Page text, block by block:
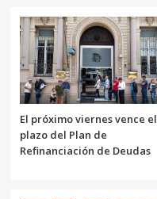
El próximo viernes vence el
plazo del Plan de
Refinanciación de Deudas